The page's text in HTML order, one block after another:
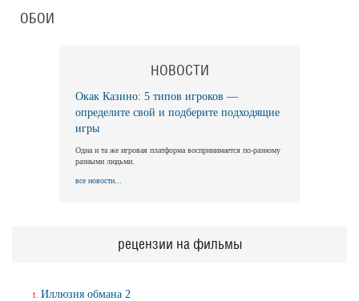
ОБОИ
НОВОСТИ
Окак Казино: 5 типов игроков —
определите свой и подберите подходящие
игры
Одна и та же игровая платформа воспринимается по-разному
разными людьми.
все новости...
рецензии на фильмы
Иллюзия обмана 2